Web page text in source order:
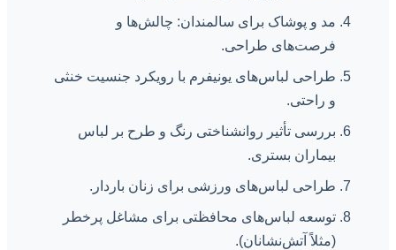
مد و پوشاک برای سالمندان: چالش‌ها و
فرصت‌های طراحی.
طراحی لباس‌های یونیفرم با رویکرد جنسیت خنثی
و راحتی.
بررسی تأثیر روانشناختی رنگ و طرح بر لباس
بیماران بستری.
طراحی لباس‌های ورزشی برای زنان باردار.
توسعه لباس‌های محافظتی برای مشاغل پرخطر
(مثلاً آتش‌نشانان).